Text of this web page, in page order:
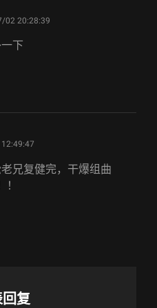
02 20:28:39
下
兄复健完，干爆组曲
复